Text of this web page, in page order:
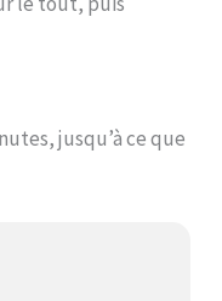
jusqu’à ce que